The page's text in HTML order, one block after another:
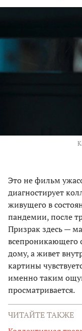
Это не фильм
диагностирует
живущего в
пандемии, после
Призрак здесь —
всепроникающего
дому, а живет
картины
именно таким
просматривается.
ЧИТАЙТЕ ТАКЖЕ